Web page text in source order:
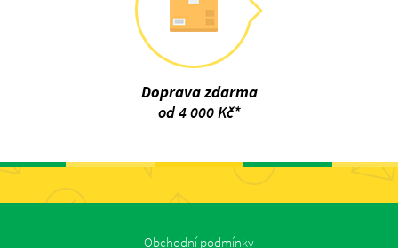
Doprava zdarma
od 4 000 Kč*
Obchodní podmínky